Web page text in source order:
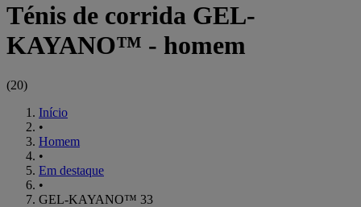
Ténis de corrida GEL-
KAYANO™ - homem
(20)
Início
•
Homem
•
Em destaque
•
GEL-KAYANO™ 33